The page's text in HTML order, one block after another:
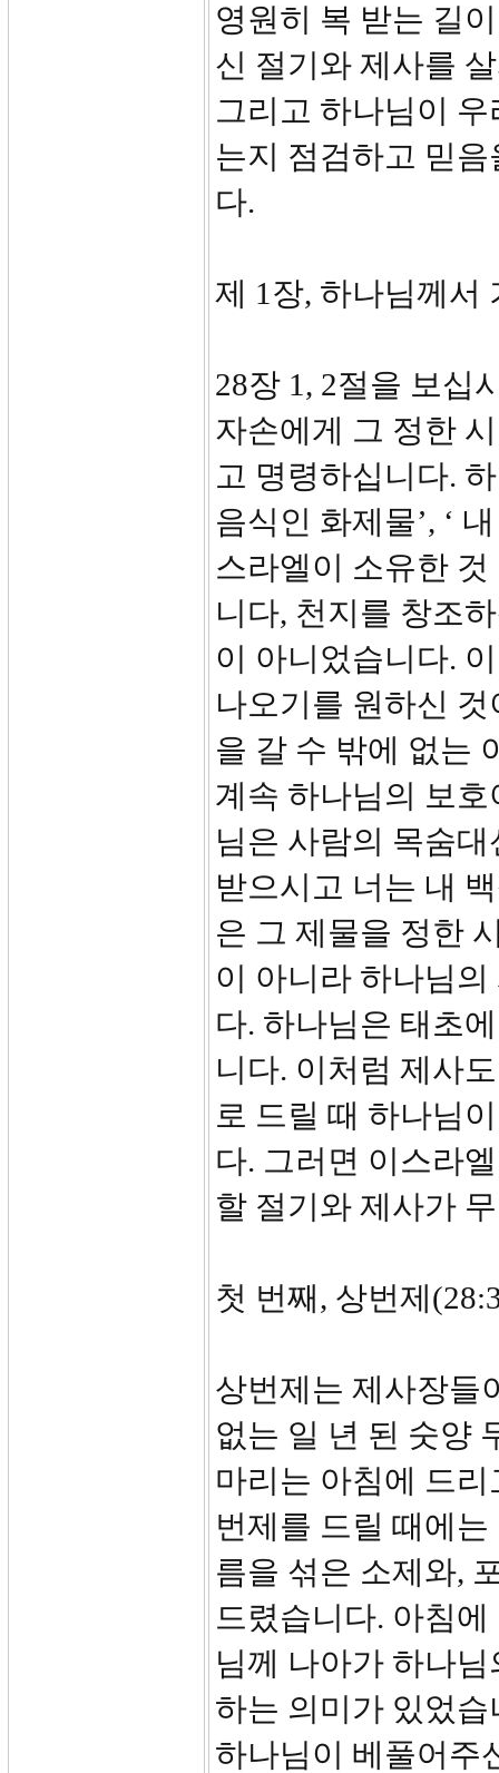
영원히 복 받는 길
신 절기와 제사를
그리고 하나님이
는지 점검하고 믿
다.
제 1장, 하나님께서
28장 1, 2절을 보십
자손에게 그 정한
고 명령하십니다.
음식인 화제물’, ‘
스라엘이 소유한
니다, 천지를 창조
이 아니었습니다.
나오기를 원하신
을 갈 수 밖에 없는
계속 하나님의 보
님은 사람의 목숨
받으시고 너는 내
은 그 제물을 정한
이 아니라 하나님
다. 하나님은 태초
니다. 이처럼 제사
로 드릴 때 하나님
다. 그러면 이스라
할 절기와 제사가
첫 번째, 상번제
상번제는 제사장들
없는 일 년 된 숫양
마리는 아침에 드
번제를 드릴 때에
름을 섞은 소제와,
드렸습니다. 아침
님께 나아가 하나
하는 의미가 있었
하나님이 베풀어주